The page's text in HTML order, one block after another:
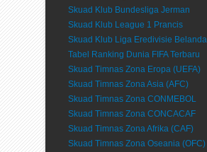
Skuad Klub Bundesliga Jerman
Skuad Klub League 1 Prancis
Skuad Klub Liga Eredivisie Belanda
Tabel Ranking Dunia FIFA Terbaru
Skuad Timnas Zona Eropa (UEFA)
Skuad Timnas Zona Asia (AFC)
Skuad Timnas Zona CONMEBOL
Skuad Timnas Zona CONCACAF
Skuad Timnas Zona Afrika (CAF)
Skuad Timnas Zona Oseania (OFC)